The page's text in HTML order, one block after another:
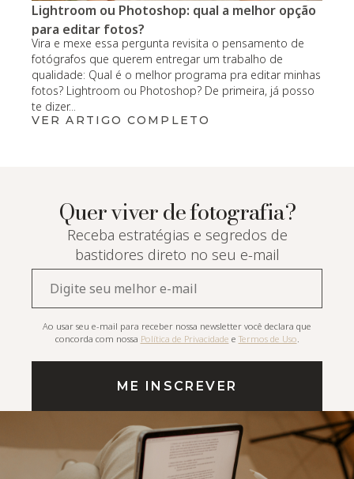
Lightroom ou Photoshop: qual a melhor opção
para editar fotos?
Vira e mexe essa pergunta revisita o pensamento de
fotógrafos que querem entregar um trabalho de
qualidade: Qual é o melhor programa pra editar minhas
fotos? Lightroom ou Photoshop? De primeira, já posso
te dizer...
VER ARTIGO COMPLETO
Quer viver de fotografia?
Receba estratégias e segredos de
bastidores direto no seu e-mail
mail*
Ao usar seu e-mail para receber nossa newsletter você declara que
concorda com nossa Política de Privacidade e Termos de Uso
ME INSCREVER